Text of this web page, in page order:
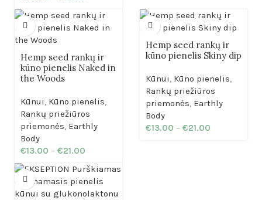
Hemp seed rankų ir
kūno pienelis Naked in
the Woods
Kūnui, Kūno pienelis,
Rankų priežiūros
priemonės, Earthly
Body
€13.00 – €21.00
Hemp seed rankų ir
kūno pienelis Skiny dip
Kūnui, Kūno pienelis,
Rankų priežiūros
priemonės, Earthly
Body
€13.00 – €21.00